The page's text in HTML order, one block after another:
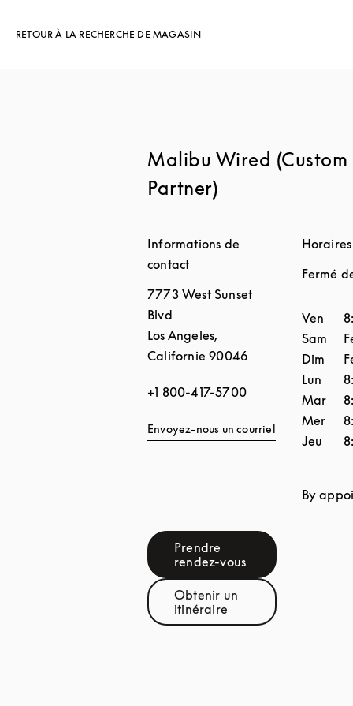
RETOUR À LA RECHERCHE DE MAGASIN
Malibu Wired
Partner)
Informations de
contact
7773 West Sunset
Blvd
Los Angeles,
Californie 90046
+1 800-417-5700
Envoyez-nous un courriel
Prendre
rendez-vousLink Opens in New Tab
Obtenir un
itinéraireLink Opens in New Tab
Fermé
Jour de
Ven
Sam
Dim
Lun
Mar
Mer
Jeu
By